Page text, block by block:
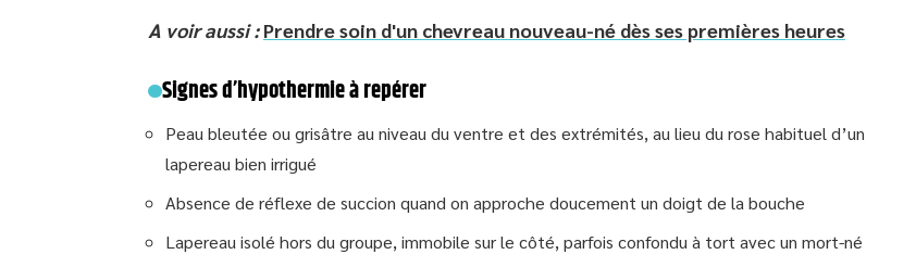
A voir aussi : Prendre soin d'un chevreau nouveau-né dès ses premières heures
Signes d’hypothermie à repérer
Peau bleutée ou grisâtre au niveau du ventre et des extrémités, au lieu du rose habituel d’un
lapereau bien irrigué
Absence de réflexe de succion quand on approche doucement un doigt de la bouche
Lapereau isolé hors du groupe, immobile sur le côté, parfois confondu à tort avec un mort-né